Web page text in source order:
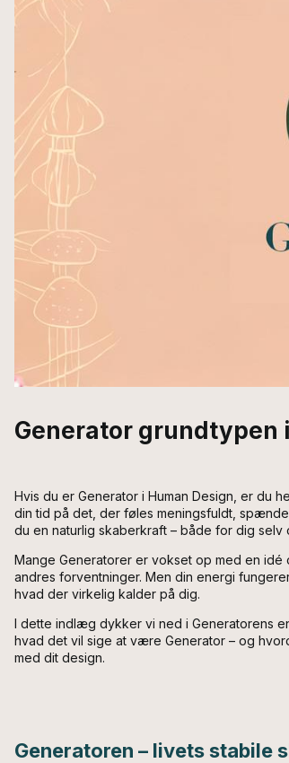
Generator grundtypen
Hvis du er Generator i Human Design, er du
din tid på det, der føles meningsfuldt,
du en naturlig skaberkraft – både for dig
Mange Generatorer er vokset op med en
andres forventninger. Men din energi
hvad der virkelig kalder på dig.
I dette indlæg dykker vi ned i Generatorens
hvad det vil sige at være Generator – og
med dit design.
Generatoren – livets stabile